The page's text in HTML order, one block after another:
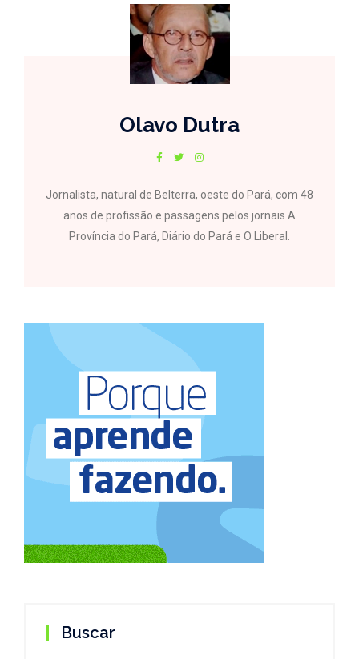
Olavo Dutra
Jornalista, natural de Belterra, oeste do Pará, com 48
anos de profissão e passagens pelos jornais A
Província do Pará, Diário do Pará e O Liberal.
Buscar